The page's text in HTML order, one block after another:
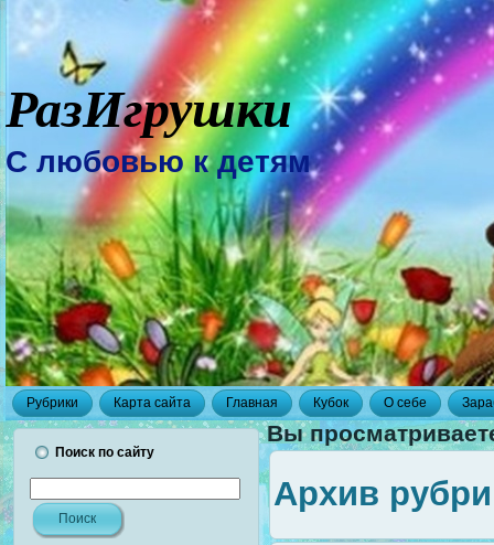
РазИгрушки
С любовью к детям
Рубрики Карта сайта Главная Кубок О себе
Поиск по сайту
Вы
Архив